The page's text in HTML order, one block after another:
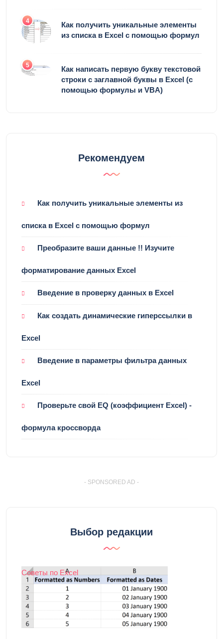
4
Как получить уникальные элементы
из списка в Excel с помощью формул
5
Как написать первую букву текстовой
строки с заглавной буквы в Excel (с
помощью формулы и VBA)
Рекомендуем
Как получить уникальные элементы из
списка в Excel с помощью формул
Преобразите ваши данные !! Изучите
форматирование данных Excel
Введение в проверку данных в Excel
Как создать динамические гиперссылки в
Excel
Введение в параметры фильтра данных
Excel
Проверьте свой EQ (коэффициент Excel) -
формула кроссворда
- SPONSORED AD -
Выбор редакции
Советы по Excel